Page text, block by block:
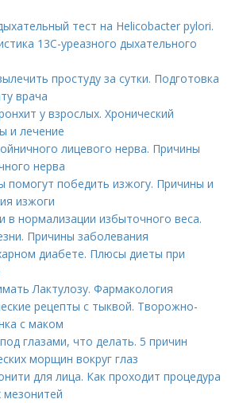
тест на Helicobacter pylori.
13С-уреазного дыхательного
простуду за сутки. Подготовка
врача
у взрослых. Хронический
и лечение
лицевого нерва. Причины
нерва
помогут победить изжогу. Причины и
изжоги
в нормализации избыточного веса.
Причины заболевания
диабете. Плюсы диеты при
Лактулозу. Фармакология
рецепты с тыквой. Творожно-
с маком
глазами, что делать. 5 причин
морщин вокруг глаз
для лица. Как проходит процедура
мезонитей